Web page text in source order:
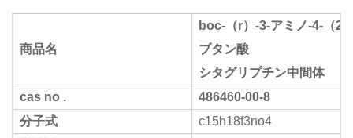
商品名
boc-（r）-3-アミノ-4-（2
ブタン酸
シタグリプチン中間体
cas no .
486460-00-8
分子式
c15h18f3no4